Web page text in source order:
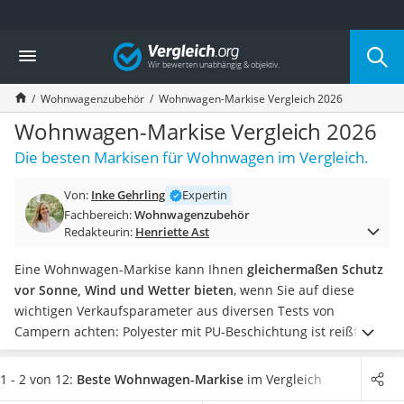
Die beliebtesten Vergleiche nach Kategorie
Auto & Motor
Fahrradträger-Anhängerkupplung (4 Fahrräder)
Fahrradträger
Fahrradträger (Anhängerkupplung)
Fahrradträger 3 Fahrräder
Benzinkanister (20 l)
Fahrradträger E-Bike
Benzinkanister
Wagenheber 3t
AGM-Batterie Wohnmobil
Thule-Fahrradträger
FM-Transmitter
Sommerreifen 205/55 R16
Autobatterie-Ladegerät
Vergleich
Wohnwagenzubehör Wohnwagen-Markise Vergleich 2026
Wohnwagen-Markise Vergleich 2026
Die besten Markisen für Wohnwagen im Vergleich.
Von: Inke Gehrling
Expertin
Fachbereich:Wohnwagenzubehör
Redakteurin: Henriette Ast
Eine Wohnwagen-Markise kann Ihnen gleichermaßen Schutz
vor Sonne, Wind und Wetter bieten, wenn Sie auf diese
wichtigen Verkaufsparameter aus diversen Tests von
Campern achten: Polyester mit PU-Beschichtung ist reißfest
und hält trocken, eine möglichst hohe Wassersäule steht für
die Wasserdichtheit der Wohnwagen-Markise und der UV-
1 - 2 von 12: Beste Wohnwagen-Markise im Vergleich